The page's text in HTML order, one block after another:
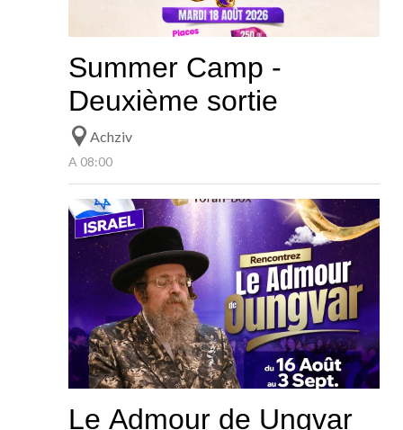
Summer Camp -
Deuxième sortie
Achziv
A 08:00
Le Admour de Ungvar